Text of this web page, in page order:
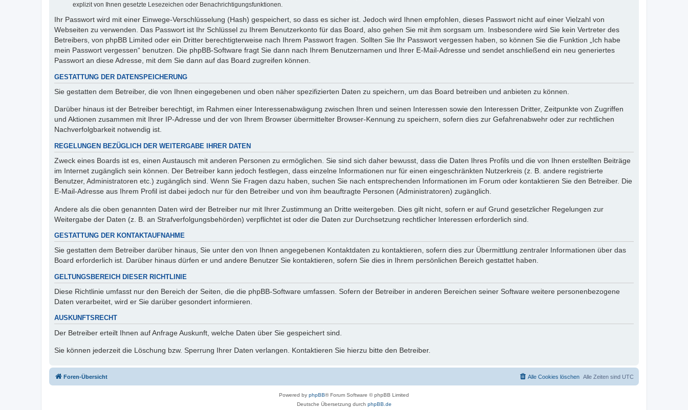
explizit von Ihnen gesetzte Lesezeichen oder Benachrichtigungsfunktionen.
Ihr Passwort wird mit einer Einwege-Verschlüsselung (Hash) gespeichert, so dass es sicher ist. Jedoch wird Ihnen empfohlen, dieses Passwort nicht auf einer Vielzahl von
Webseiten zu verwenden. Das Passwort ist Ihr Schlüssel zu Ihrem Benutzerkonto für das Board, also gehen Sie mit ihm sorgsam um. Insbesondere wird Sie kein Vertreter des
Betreibers, von phpBB Limited oder ein Dritter berechtigterweise nach Ihrem Passwort fragen. Sollten Sie Ihr Passwort vergessen haben, so können Sie die Funktion „Ich habe
mein Passwort vergessen“ benutzen. Die phpBB-Software fragt Sie dann nach Ihrem Benutzernamen und Ihrer E-Mail-Adresse und sendet anschließend ein neu generiertes
Passwort an diese Adresse, mit dem Sie dann auf das Board zugreifen können.
GESTATTUNG DER DATENSPEICHERUNG
Sie gestatten dem Betreiber, die von Ihnen eingegebenen und oben näher spezifizierten Daten zu speichern, um das Board betreiben und anbieten zu können.
Darüber hinaus ist der Betreiber berechtigt, im Rahmen einer Interessenabwägung zwischen Ihren und seinen Interessen sowie den Interessen Dritter, Zeitpunkte von Zugriffen
und Aktionen zusammen mit Ihrer IP-Adresse und der von Ihrem Browser übermittelter Browser-Kennung zu speichern, sofern dies zur Gefahrenabwehr oder zur rechtlichen
Nachverfolgbarkeit notwendig ist.
REGELUNGEN BEZÜGLICH DER WEITERGABE IHRER DATEN
Zweck eines Boards ist es, einen Austausch mit anderen Personen zu ermöglichen. Sie sind sich daher bewusst, dass die Daten Ihres Profils und die von Ihnen erstellten Beiträge
im Internet zugänglich sein können. Der Betreiber kann jedoch festlegen, dass einzelne Informationen nur für einen eingeschränkten Nutzerkreis (z. B. andere registrierte
Benutzer, Administratoren etc.) zugänglich sind. Wenn Sie Fragen dazu haben, suchen Sie nach entsprechenden Informationen im Forum oder kontaktieren Sie den Betreiber. Die
E-Mail-Adresse aus Ihrem Profil ist dabei jedoch nur für den Betreiber und von ihm beauftragte Personen (Administratoren) zugänglich.
Andere als die oben genannten Daten wird der Betreiber nur mit Ihrer Zustimmung an Dritte weitergeben. Dies gilt nicht, sofern er auf Grund gesetzlicher Regelungen zur
Weitergabe der Daten (z. B. an Strafverfolgungsbehörden) verpflichtet ist oder die Daten zur Durchsetzung rechtlicher Interessen erforderlich sind.
GESTATTUNG DER KONTAKTAUFNAHME
Sie gestatten dem Betreiber darüber hinaus, Sie unter den von Ihnen angegebenen Kontaktdaten zu kontaktieren, sofern dies zur Übermittlung zentraler Informationen über das
Board erforderlich ist. Darüber hinaus dürfen er und andere Benutzer Sie kontaktieren, sofern Sie dies in Ihrem persönlichen Bereich gestattet haben.
GELTUNGSBEREICH DIESER RICHTLINIE
Diese Richtlinie umfasst nur den Bereich der Seiten, die die phpBB-Software umfassen. Sofern der Betreiber in anderen Bereichen seiner Software weitere personenbezogene
Daten verarbeitet, wird er Sie darüber gesondert informieren.
AUSKUNFTSRECHT
Der Betreiber erteilt Ihnen auf Anfrage Auskunft, welche Daten über Sie gespeichert sind.
Sie können jederzeit die Löschung bzw. Sperrung Ihrer Daten verlangen. Kontaktieren Sie hierzu bitte den Betreiber.
Foren-Übersicht Alle Zeiten sind UTC
Alle Cookies löschen
Powered by phpBB® Forum Software © phpBB Limited
Deutsche Übersetzung durch phpBB.de